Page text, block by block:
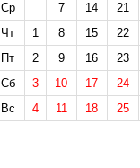
Ср
7 14
21
Чт
1 8 15
22
Пт
2 9 16
23
Сб
3 10 17
24
Вс
4 11 18 25